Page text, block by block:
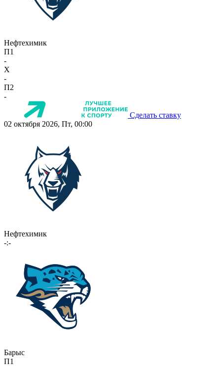
Нефтехимик
П1
-
X
-
П2
-
Сделать ставку
02 октября 2026, Пт, 00:00
Нефтехимик
-:-
Барыс
П1